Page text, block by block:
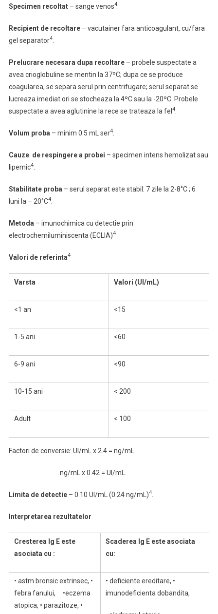
Specimen recoltat – sange venos4.
Recipient de recoltare – vacutainer fara anticoagulant, cu/fara
gel separator4.
Prelucrare necesara dupa recoltare – probele suspectate a
avea crioglobuline se mentin la 37ºC; dupa ce se produce
coagularea, se separa serul prin centrifugare; serul separat se
lucreaza imediat ori se stocheaza la 4ºC sau la -20ºC. Probele
suspectate a avea aglutinine la rece se trateaza la fel 4.
Volum proba – minim 0.5 mL ser4.
Cauze de respingere a probei – specimen intens hemolizat sau
lipemic4.
Stabilitate proba – serul separat este stabil: 7 zile la 2-8°C ; 6
luni la – 20°C4.
Metoda – imunochimica cu detectie prin
electrochemiluminiscenta (ECLIA)4
Valori de referinta4
Varsta Valori (UI/mL)
<1 an <15
1-5 ani <60
6-9 ani <90
10-15 ani < 200
Adult < 100
Factori de conversie: UI/mL x 2.4 = ng/mL
ng/mL x 0.42 = UI/mL.
Limita de detectie – 0.10 UI/mL (0.24 ng/mL)4.
Interpretarea rezultatelor
Cresterea Ig E este
asociata cu :
Scaderea Ig E este asociata
cu:
• astm bronsic extrinsec, •
febra fanului, •eczema
atopica, • parazitoze, •
• deficiente ereditare, •
imunodeficienta dobandita,